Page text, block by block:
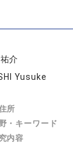
介
Yusuke
所
・キーワード
内容